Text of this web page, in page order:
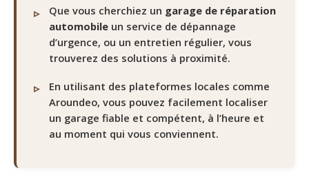
Que vous cherchiez un garage de réparation
automobile un service de dépannage
d’urgence, ou un entretien régulier, vous
trouverez des solutions à proximité.
En utilisant des plateformes locales comme
Aroundeo, vous pouvez facilement localiser
un garage fiable et compétent, à l’heure et
au moment qui vous conviennent.